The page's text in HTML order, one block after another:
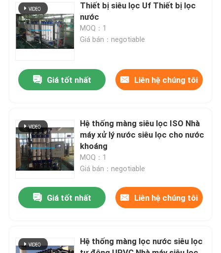
video
Tham quan nhà máy
Kiểm soát chất lượng
Liên hệ chúng tôi
Yêu cầu báo giá
Hệ thống chuẩn bị dung dịch
Thiết bị siêu lọc Uf Thiết bị lọc
nước
MOQ：1
Giá bán：negotiable
Giá tốt nhất Liên hệ chúng tôi
Hệ thống màng siêu lọc ISO Nhà
máy xử lý nước siêu lọc cho nước
khoáng
MOQ：1
Giá bán：negotiable
Giá tốt nhất Liên hệ chúng tôi
Hệ thống màng lọc nước siêu lọc